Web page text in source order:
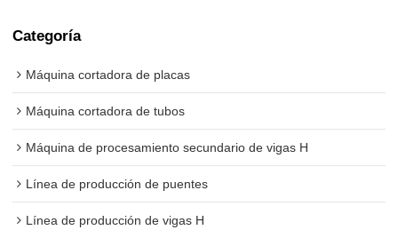
Categoría
Máquina cortadora de placas
Máquina cortadora de tubos
Máquina de procesamiento secundario de vigas H
Línea de producción de puentes
Línea de producción de vigas H